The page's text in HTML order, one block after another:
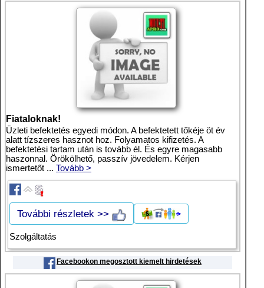
Fiataloknak!
Üzleti befektetés egyedi módon. A befektetett tőkéje öt év
alatt tízszeres hasznot hoz. Folyamatos kifizetés. A
befektetési tartam után is tovább él. És egyre magasabb
haszonnal. Örökölhető, passzív jövedelem. Kérjen
ismertetőt ... Tovább >
További részletek >>
Szolgáltatás
Facebookon megosztott kiemelt hirdetések